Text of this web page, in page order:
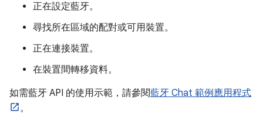
正在設定藍牙。
尋找所在區域的配對或可用裝置。
正在連接裝置。
在裝置間轉移資料。
如需藍牙 API 的使用示範，請參閱藍牙 Chat 範例應用程式
。